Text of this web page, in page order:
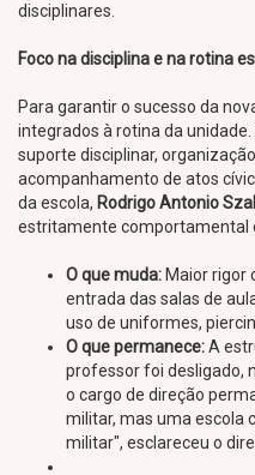
disciplinares.
Foco na disciplina e na rotina
Para garantir o sucesso da
integrados à rotina da
suporte disciplinar,
acompanhamento de atos
da escola, Rodrigo Antonio
estritamente comportamental
O que muda: Maior rigor
entrada das salas de
uso de uniformes,
O que permanece:A
professor foi desligado,
o cargo de direção
militar, mas uma escola
militar", esclareceu o